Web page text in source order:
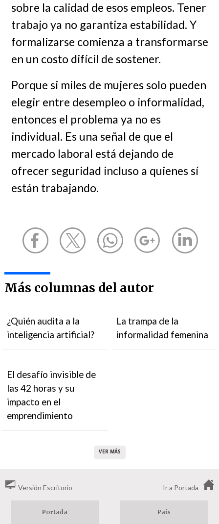
sobre la calidad de esos empleos. Tener
trabajo ya no garantiza estabilidad. Y
formalizarse comienza a transformarse
en un costo difícil de sostener.
Porque si miles de mujeres solo pueden
elegir entre desempleo o informalidad,
entonces el problema ya no es
individual. Es una señal de que el
mercado laboral está dejando de
ofrecer seguridad incluso a quienes sí
están trabajando.
Más columnas del autor
¿Quién audita a la
inteligencia artificial?
La trampa de la
informalidad femenina
El desafío invisible de
las 42 horas y su
impacto en el
emprendimiento
VER MÁS
Versión Escritorio Ir a Portada
Portada País